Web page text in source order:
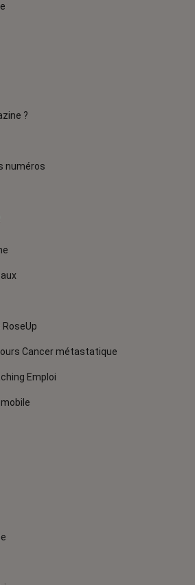
?
numéros
RoseUp
Cancer métastatique
Emploi